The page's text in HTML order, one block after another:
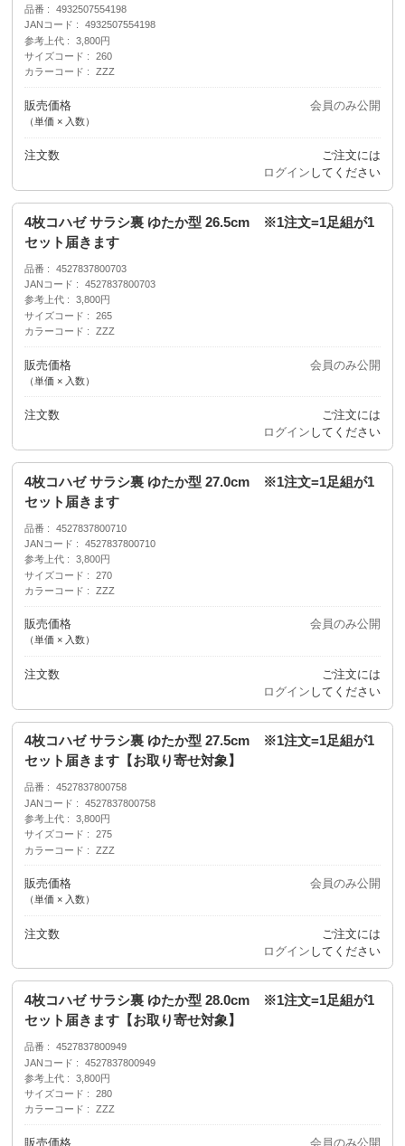
品番
4932507554198
JANコード
4932507554198
参考上代
3,800円
サイズコード
260
カラーコード
ZZZ
販売価格
（単価 × 入数）
会員のみ公開
注文数
ご注文には
ログイン してください
4枚コハゼ サラシ裏 ゆたか型 26.5cm ※1注文=1足組が1
セット届きます
品番
4527837800703
JANコード
4527837800703
参考上代
3,800円
サイズコード
265
カラーコード
ZZZ
販売価格
（単価 × 入数）
会員のみ公開
注文数
ご注文には
ログイン してください
4枚コハゼ サラシ裏 ゆたか型 27.0cm ※1注文=1足組が1
セット届きます
品番
4527837800710
JANコード
4527837800710
参考上代
3,800円
サイズコード
270
カラーコード
ZZZ
販売価格
（単価 × 入数）
会員のみ公開
注文数
ご注文には
ログイン してください
4枚コハゼ サラシ裏 ゆたか型 27.5cm ※1注文=1足組が1
セット届きます【お取り寄せ対象】
品番
4527837800758
JANコード
4527837800758
参考上代
3,800円
サイズコード
275
カラーコード
ZZZ
販売価格
（単価 × 入数）
会員のみ公開
注文数
ご注文には
ログイン してください
4枚コハゼ サラシ裏 ゆたか型 28.0cm ※1注文=1足組が1
セット届きます【お取り寄せ対象】
品番
4527837800949
JANコード
4527837800949
参考上代
3,800円
サイズコード
280
カラーコード
ZZZ
販売価格 会員のみ公開